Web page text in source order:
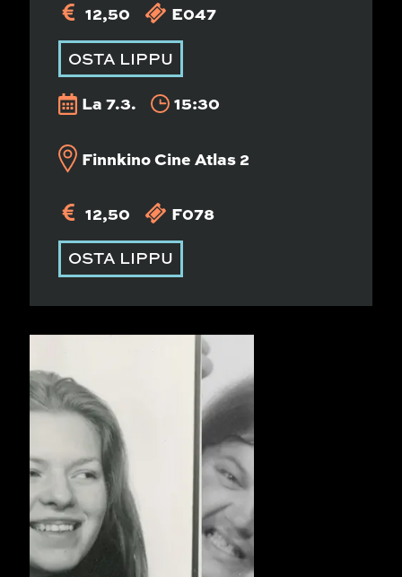
12,50 E047
OSTA LIPPU
La 7.3. 15:30
Finnkino Cine Atlas 2
12,50 F078
OSTA LIPPU